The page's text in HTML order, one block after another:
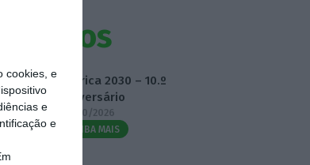
cookies, e
e
e
Eventos
Fábrica 2030 – 10.º
Aniversário
14/10/2026
SAIBA MAIS